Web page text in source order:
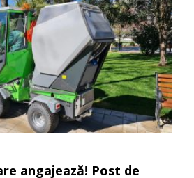
angajează! Post de